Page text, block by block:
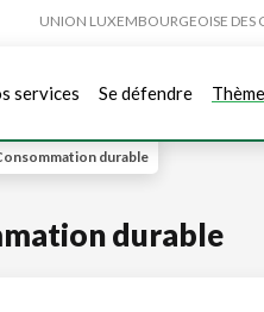
UNION LUXEMBOURGEOISE DES
services Se défendre
durable
durable